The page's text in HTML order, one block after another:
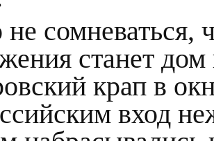
сомневаться,
станет дом
крап в
вход